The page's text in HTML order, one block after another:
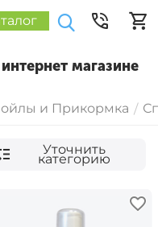
магазине
и Прикормка /
Уточнить
категорию